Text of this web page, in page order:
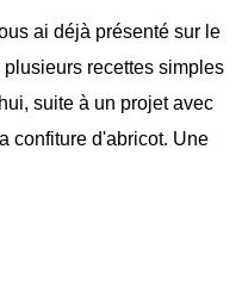
ai déjà présenté sur le
plusieurs recettes simples
suite à un projet avec
confiture d'abricot. Une